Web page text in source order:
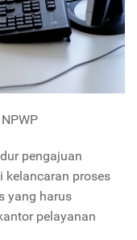
pengajuan
kelancaran proses
yang harus
pelayanan